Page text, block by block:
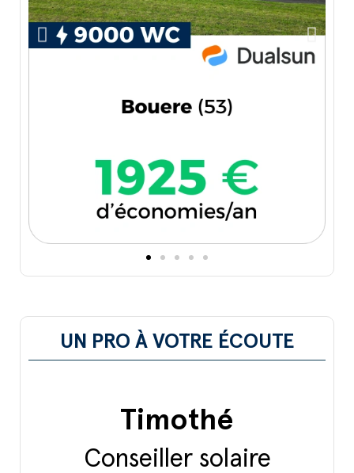
UN PRO À VOTRE ÉCOUTE
Timothé
Conseiller solaire